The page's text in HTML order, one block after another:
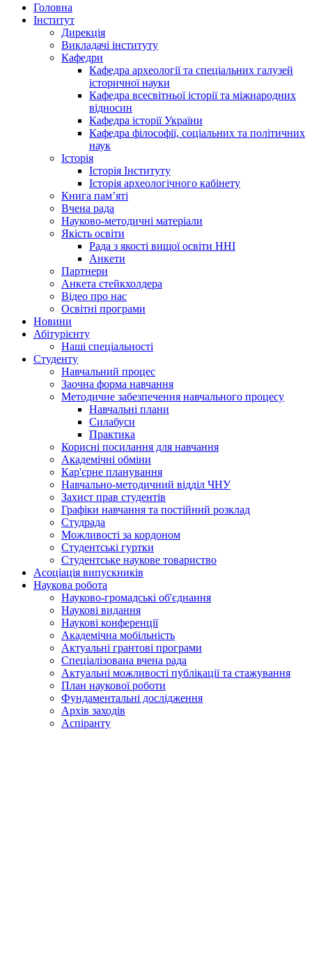
Головна
Інститут
Дирекція
Викладачі інституту
Кафедри
Кафедра археології та спеціальних галузей
історичної науки
Кафедра всесвітньої історії та міжнародних
відносин
Кафедра історії України
Кафедра філософії, соціальних та політичних
наук
Історія
Історія Інституту
Історія археологічного кабінету
Книга памʼяті
Вчена рада
Науково-методичні матеріали
Якість освіти
Рада з якості вищої освіти ННІ
Анкети
Партнери
Анкета стейкхолдера
Відео про нас
Освітні програми
Hовини
Абітурієнту
Наші спеціальності
Студенту
Навчальний процес
Заочна форма навчання
Методичне забезпечення навчального процесу
Навчальні плани
Силабуси
Практика
Корисні посилання для навчання
Академічні обміни
Кар'єрне планування
Навчально-методичний відділ ЧНУ
Захист прав студентів
Графіки навчання та постійний розклад
Студрада
Можливості за кордоном
Студентські гуртки
Студентське наукове товариство
Асоціація випускників
Наукова робота
Науково-громадські об'єднання
Наукові видання
Наукові конференції
Академічна мобільність
Актуальні грантові програми
Спеціалізована вчена рада
Актуальні можливості публікації та стажування
План наукової роботи
Фундаментальні дослідження
Архів заходів
Аспіранту